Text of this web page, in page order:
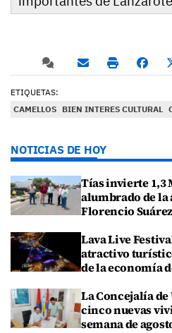
ETIQUETAS:
CAMELLOS BIEN INTERES CULTURAL
NOTICIAS DE HOY
Tías invierte 1,3
alumbrado de la
Florencio
Lava Live
atractivo
de la economía
La Concejalía
cinco nuevas
semana de